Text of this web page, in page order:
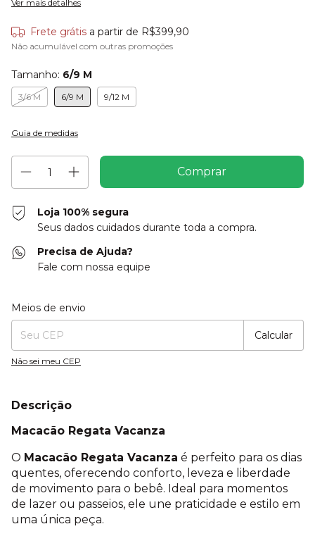
Ver mais detalhes
Frete grátis a partir de R$399,90
Não acumulável com outras promoções
Tamanho: 6/9 M
3/6 M 6/9 M 9/12 M
Guia de medidas
Loja 100% segura
Seus dados cuidados durante toda a compra.
Precisa de Ajuda?
Fale com nossa equipe
Entregas para o CEP:
Meios de envio
Calcular
Não sei meu CEP
Descrição
Macacão Regata Vacanza
O Macacão Regata Vacanza é perfeito para os dias
quentes, oferecendo conforto, leveza e liberdade
de movimento para o bebê. Ideal para momentos
de lazer ou passeios, ele une praticidade e estilo em
uma única peça.